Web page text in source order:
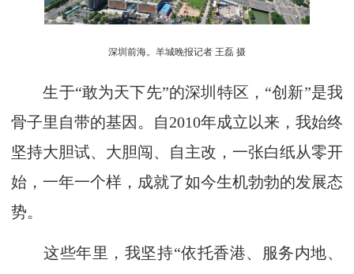
深圳前海。羊城晚报记者 王磊 摄
生于“敢为天下先”的深圳特区，“创新”是我
骨子里自带的基因。自2010年成立以来，我始终
坚持大胆试、大胆闯、自主改，一张白纸从零开
始，一年一个样，成就了如今生机勃勃的发展态
势。
这些年里，我坚持“依托香港、服务内地、